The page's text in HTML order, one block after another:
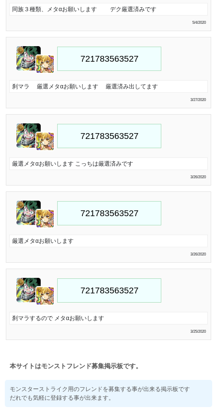
同族３種類、メタαお願いします デク厳選済みです
5/4/2020
刹マラ 厳選メタαお願いします 厳選済み出してます
3/27/2020
厳選メタαお願いします こっちは厳選済みです
3/26/2020
厳選メタαお願いします
3/26/2020
刹マラするので メタαお願いします
3/25/2020
本サイトはモンストフレンド募集掲示板です。
モンスターストライク用のフレンドを募集する事が出来る掲示板です
だれでも気軽に登録する事が出来ます。